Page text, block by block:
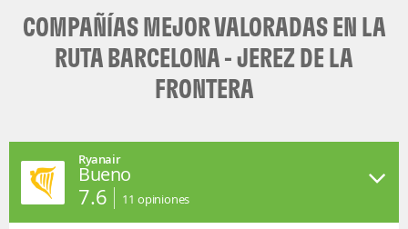
COMPAÑÍAS MEJOR VALORADAS EN LA
RUTA BARCELONA - JEREZ DE LA
FRONTERA
Ryanair
Bueno
7.6 11 opiniones